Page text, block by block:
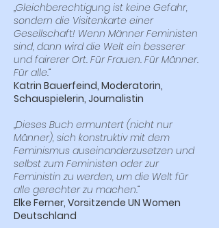
„Gleichberechtigung ist keine Gefahr,
sondern die Visitenkarte einer
Gesellschaft! Wenn Männer Feministen
sind, dann wird die Welt ein besserer
und fairerer Ort. Für Frauen. Für Männer.
Für alle.“
Katrin Bauerfeind, Moderatorin,
Schauspielerin, Journalistin
„Dieses Buch ermuntert (nicht nur
Männer), sich konstruktiv mit dem
Feminismus auseinanderzusetzen und
selbst zum Feministen oder zur
Feministin zu werden, um die Welt für
alle gerechter zu machen.“
Elke Ferner, Vorsitzende UN Women
Deutschland